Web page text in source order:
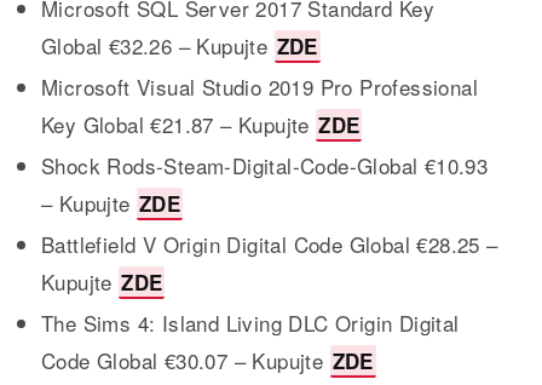
Microsoft SQL Server 2017 Standard Key
Global €32.26 – Kupujte ZDE
Microsoft Visual Studio 2019 Pro Professional
Key Global €21.87 – Kupujte ZDE
Shock Rods-Steam-Digital-Code-Global €10.93
– Kupujte ZDE
Battlefield V Origin Digital Code Global €28.25 –
Kupujte ZDE
The Sims 4: Island Living DLC Origin Digital
Code Global €30.07 – Kupujte ZDE